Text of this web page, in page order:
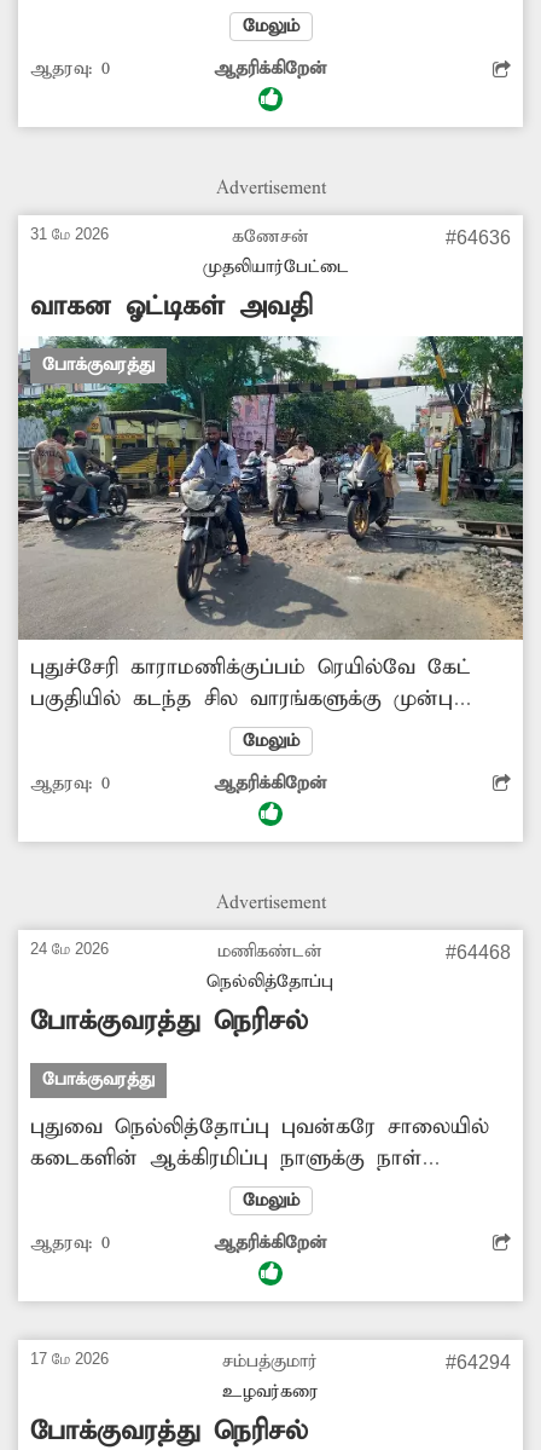
புதிதாக போக்குவரத்து சிக்னல் விளக்குகள்
அமைக்கப்பட்டது. ஆனால் அந்த சிக்னல்
செயல்படாமலேயே இருந்து வந்தது.
இந்நிலையில் சிக்னல் விளக்குகள் உடைந்து
அவ்வழியாக செல்லும் வாகன ஓட்டிகளை
நடவடிக்கை எடுக்க வேண்டும்.
மேலும்
ஆதரவு: 0 ஆதரிக்கிறேன்
Advertisement
31 மே 2026
கணேசன்
முதலியார்பேட்டை
#64636
வாகன ஓட்டிகள் அவதி
போக்குவரத்து
புதுச்சேரி காராமணிக்குப்பம் ரெயில்வே கேட்
பகுதியில் கடந்த சில வாரங்களுக்கு முன்பு
பராமரிப்பு பணி நடைபெற்றது. இதற்காக
அகற்றப்பட்ட சிமெண்டு சிலாப் முறையாக
சீரமைக்கப்படவில்லை. இதனால் ரெயில்வே
கேட் பகுதியை கடக்க வாகன ஓட்டிகள்
அப்பகுதியில் அடிக்கடி போக்குவரத்து நெரிசலும்
அதிகாரிகள் சரிசெய்வார்களா?
மேலும்
ஆதரவு: 0 ஆதரிக்கிறேன்
Advertisement
24 மே 2026
மணிகண்டன்
நெல்லித்தோப்பு
#64468
போக்குவரத்து நெரிசல்
போக்குவரத்து
புதுவை நெல்லித்தோப்பு புவன்கரே சாலையில்
கடைகளின் ஆக்கிரமிப்பு நாளுக்கு நாள்
அதிகரித்து வருவதால் போக்குவரத்து நெரிசலும்
ஏற்படுகிறது. சாலையோர ஆக்கிரமிப்புகளை
அகற்றி சாலையை விரிவாக்கம் செய்தால்
மேலும்
ஆதரவு: 0 ஆதரிக்கிறேன்
17 மே 2026
சம்பத்குமார்
உழவர்கரை
#64294
போக்குவரத்து நெரிசல்